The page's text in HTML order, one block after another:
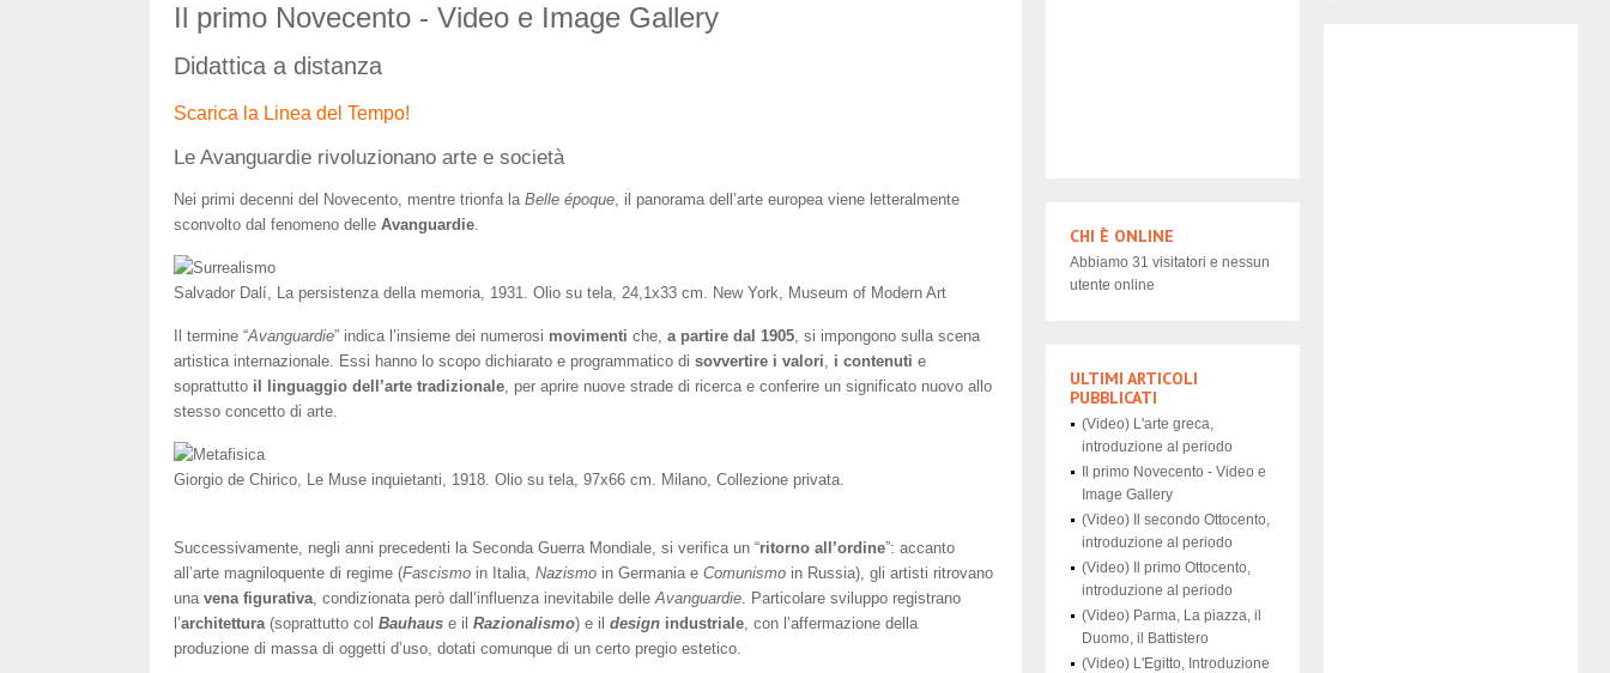
Il primo Novecento - Video e Image Gallery
Didattica a distanza
Scarica la Linea del Tempo!
Le Avanguardie rivoluzionano arte e società
Nei primi decenni del Novecento, mentre trionfa la Belle époque, il panorama dell’arte europea viene letteralmente
sconvolto dal fenomeno delle Avanguardie.
Salvador Dalí, La persistenza della memoria, 1931. Olio su tela, 24,1x33 cm. New York, Museum of Modern Art
Il termine “Avanguardie” indica l’insieme dei numerosi movimenti che, a partire dal 1905, si impongono sulla scena
artistica internazionale. Essi hanno lo scopo dichiarato e programmatico di sovvertire i valori, i contenuti e
soprattutto il linguaggio dell’arte tradizionale, per aprire nuove strade di ricerca e conferire un significato nuovo allo
stesso concetto di arte.
Giorgio de Chirico, Le Muse inquietanti, 1918. Olio su tela, 97x66 cm. Milano, Collezione privata.
Successivamente, negli anni precedenti la Seconda Guerra Mondiale, si verifica un “ritorno all’ordine”: accanto
all’arte magniloquente di regime (Fascismo in Italia, Nazismo in Germania e Comunismo in Russia), gli artisti ritrovano
una vena figurativa, condizionata però dall’influenza inevitabile delleAvanguardie. Particolare sviluppo registrano
l’architettura(soprattutto col Bauhaus e il Razionalismo) e il design industriale, con l’affermazione della
produzione di massa di oggetti d’uso, dotati comunque di un certo pregio estetico.
CHI È ONLINE
Abbiamo 31 visitatori e nessun
utente online
ULTIMI ARTICOLI
PUBBLICATI
(Video) L'arte greca,
introduzione al periodo
Il primo Novecento - Video e
Image Gallery
(Video) Il secondo Ottocento,
introduzione al periodo
(Video) Il primo Ottocento,
introduzione al periodo
(Video) Parma, La piazza, il
Duomo, il Battistero
(Video) L'Egitto, Introduzione